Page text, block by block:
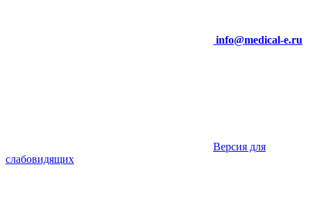
info@medical-e.ru
Версия для
слабовидящих